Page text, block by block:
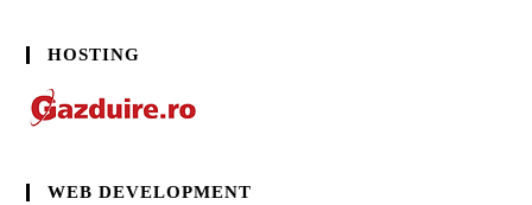
HOSTING
WEB DEVELOPMENT